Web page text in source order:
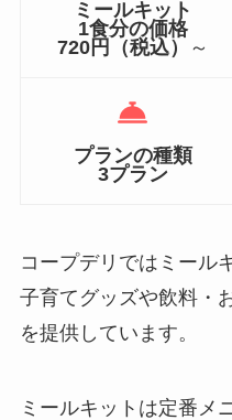
ミールキット
1食分の価格
720円（税込）
～
プランの種類
3プラン
コープデリではミール
子育てグッズや飲料・
を提供しています。
ミールキットは定番メ